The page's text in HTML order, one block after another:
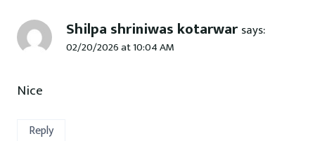
Shilpa shriniwas kotarwar says:
02/20/2026 at 10:04 AM
Nice
Reply